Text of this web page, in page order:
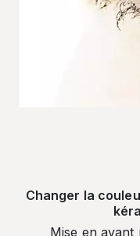
Changer la
Mise en avant